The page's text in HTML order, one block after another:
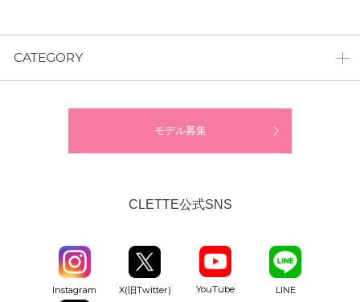
CATEGORY
モデル募集
CLETTE公式SNS
Instagram X(旧Twitter) YouTube LINE